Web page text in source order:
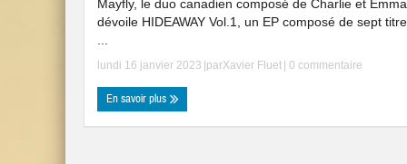
Mayfly, le duo canadien composé de Charlie et
dévoile HIDEAWAY Vol.1, un EP composé de sept
lundi 16 janvier 2023 |parXavier Fluet 0 commentaire
En savoir plus